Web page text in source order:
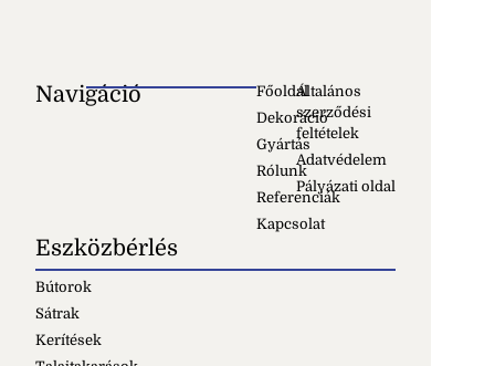
Navigáció
Főoldal
Dekoráció
Gyártás
Rólunk
Referenciák
Kapcsolat
Általános
szerződési
feltételek
Adatvédelem
Pályázati oldal
Eszközbérlés
Bútorok
Sátrak
Kerítések